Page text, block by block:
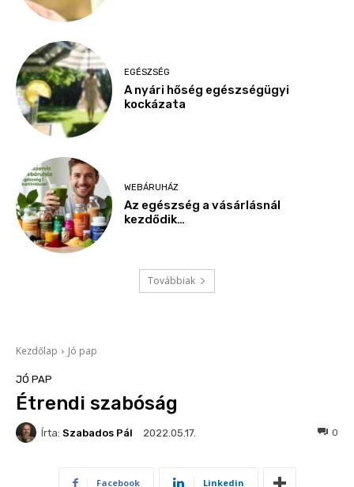
EGÉSZSÉG
A nyári hőség egészségügyi
kockázata
WEBÁRUHÁZ
Az egészség a vásárlásnál
kezdődik…
Továbbiak